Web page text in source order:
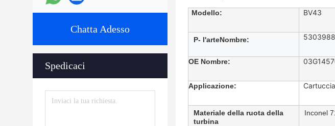
Chatta Adesso
Spedicaci
Modello: BV43
P- l'arteNombre:
OE Nombre:
Applicazione:
Materiale della ruota della
turbina
Inconel